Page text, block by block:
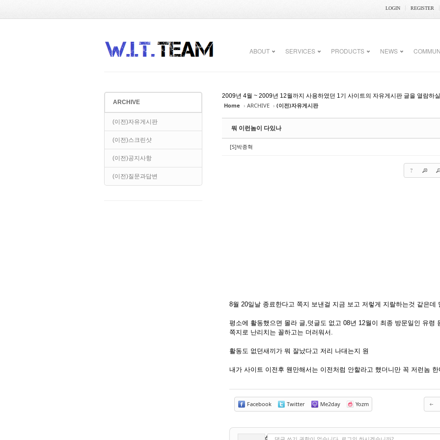
LOGIN REGISTER
ABOUT SERVICES PRODUCTS NEWS
ARCHIVE
(이전)자유게시판
(이전)스크린샷
(이전)공지사항
(이전)질문과답변
2009년 4월 ~ 2009년 12월까지 사용하였던 1기 사이트의 자유게시판 글을 열람하
Home › ARCHIVE › (이전)자유게시판
뭐 이런놈이 다있나
[S]박종혁
?
8월 20일날 종료한다고 쪽지 보낸걸 지금 보고 저렇게 지랄하는것 같은데
평소에 활동했으면 몰라 글,덧글도 없고 08년 12월이 최종 방문일인 유령
쪽지로 난리치는 꼴하고는 더러워서.
활동도 없던새끼가 뭐 잘났다고 저리 나대는지 원
내가 사이트 이전후 웬만해서는 이전처럼 안할라고 했더니만 꼭 저런놈
Facebook Twitter Me2day Yozm
댓글 쓰기
Sketchbook5, 스케치북5
Sketchbook5, 스케치북5
Sketchbook5, 스케치북5
Sketchbook5, 스케치북5